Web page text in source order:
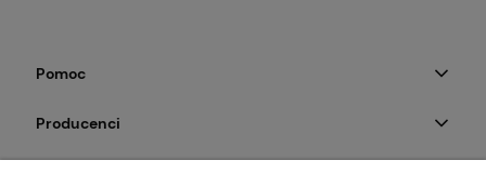
Pomoc
Producenci